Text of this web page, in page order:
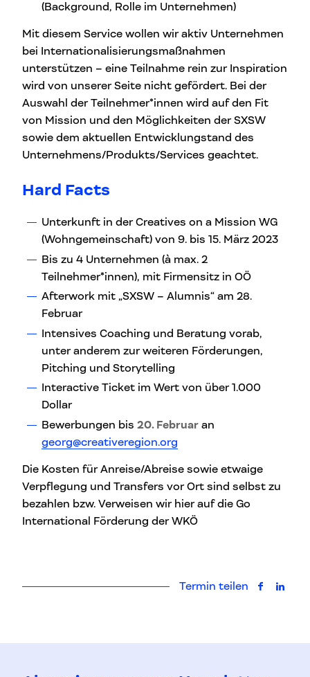
(Background, Rolle im Unternehmen)
Mit diesem Service wollen wir aktiv Unternehmen
bei Internationalisierungsmaßnahmen
unterstützen – eine Teilnahme rein zur Inspiration
wird von unserer Seite nicht gefördert. Bei der
Auswahl der Teilnehmer*innen wird auf den Fit
von Mission und den Möglichkeiten der SXSW
sowie dem aktuellen Entwicklungstand des
Unternehmens/Produkts/Services geachtet.
Hard Facts
Unterkunft in der Creatives on a Mission WG
(Wohngemeinschaft) von 9. bis 15. März 2023
Bis zu 4 Unternehmen (à max. 2
Teilnehmer*innen), mit Firmensitz in OÖ
Afterwork mit „SXSW – Alumnis“ am 28.
Februar
Intensives Coaching und Beratung vorab,
unter anderem zur weiteren Förderungen,
Pitching und Storytelling
Interactive Ticket im Wert von über 1.000
Dollar
Bewerbungen bis 20. Februar an
georg@creativeregion.org
Die Kosten für Anreise/Abreise sowie etwaige
Verpflegung und Transfers vor Ort sind selbst zu
bezahlen bzw. Verweisen wir hier auf die Go
International Förderung der WKÖ
Termin teilen auf auf